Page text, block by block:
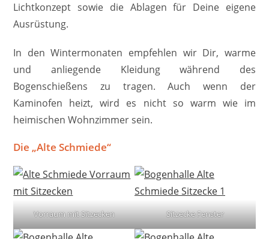
Lichtkonzept sowie die Ablagen für Deine eigene
Ausrüstung.
In den Wintermonaten empfehlen wir Dir, warme
und anliegende Kleidung während des
Bogenschießens zu tragen. Auch wenn der
Kaminofen heizt, wird es nicht so warm wie im
heimischen Wohnzimmer sein.
Die „Alte Schmiede“
Vorraum mit Sitzecken Sitzecke Fenster